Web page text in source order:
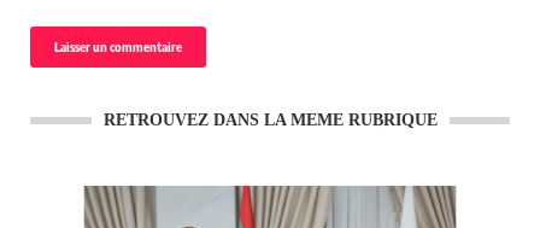
RETROUVEZ DANS LA MEME RUBRIQUE